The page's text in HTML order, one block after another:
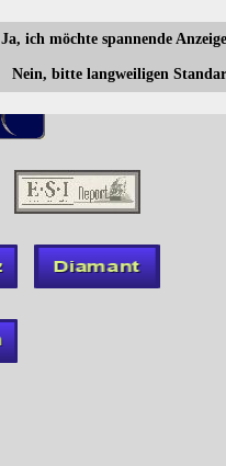
Ja, ich möchte spannende
Nein, bitte langweiligen